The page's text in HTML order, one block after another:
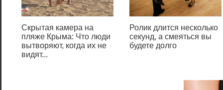
.
Скрытая камера на
пляже Крыма: Что люди
вытворяют, когда их не
видят...
Ролик длится несколько
секунд, а смеяться вы
будете долго